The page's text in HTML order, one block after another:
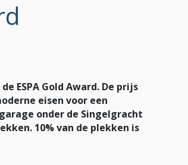
ESPA Gold Award. De prijs
eisen voor een
onder de Singelgracht
10% van de plekken is